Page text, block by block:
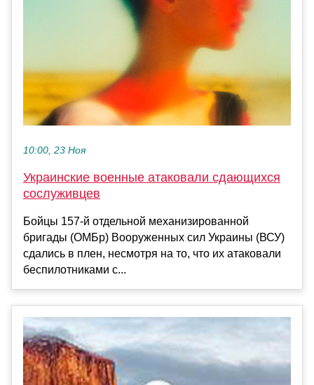
10:00, 23 Ноя
Украинские военные атаковали сдающихся
сослуживцев
Бойцы 157-й отдельной механизированной
бригады (ОМБр) Вооруженных сил Украины (ВСУ)
сдались в плен, несмотря на то, что их атаковали
беспилотниками с...